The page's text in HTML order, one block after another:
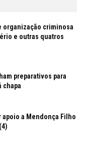
organização criminosa
e outras quatros
preparativos para
chapa
a Mendonça Filho